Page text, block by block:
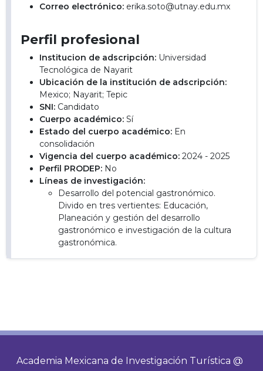
Correo electrónico: erika.soto@utnay.edu.mx
Perfil profesional
Institucion de adscripción: Universidad
Tecnológica de Nayarit
Ubicación de la institución de adscripción:
Mexico; Nayarit; Tepic
SNI: Candidato
Cuerpo académico: Sí
Estado del cuerpo académico: En
consolidación
Vigencia del cuerpo académico: 2024 - 2025
Perfil PRODEP: No
Líneas de investigación:
Desarrollo del potencial gastronómico.
Divido en tres vertientes: Educación,
Planeación y gestión del desarrollo
gastronómico e investigación de la cultura
gastronómica.
Academia Mexicana de Investigación Turística @